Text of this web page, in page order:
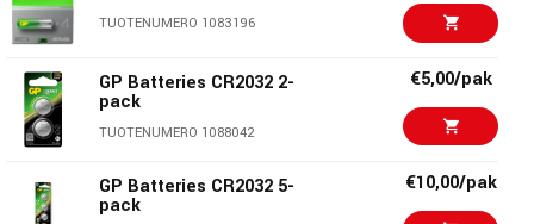
TUOTENUMERO 1083196
GP Batteries CR2032 2-
pack
TUOTENUMERO 1088042
€5,00/pak
GP Batteries CR2032 5-
pack
€10,00/pak